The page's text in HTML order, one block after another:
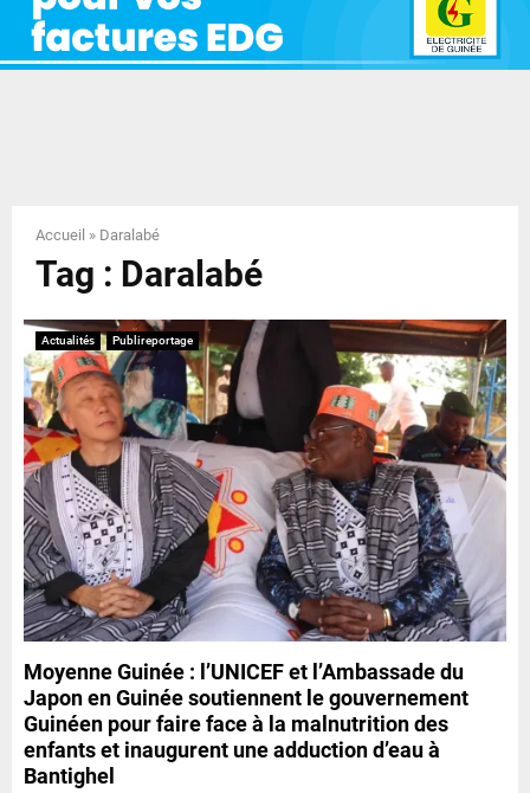
Y
N
U
Accueil » Daralabé
Tag : Daralabé
Actualités Publireportage
Moyenne Guinée : l’UNICEF et l’Ambassade du
Japon en Guinée soutiennent le gouvernement
Guinéen pour faire face à la malnutrition des
enfants et inaugurent une adduction d’eau à
Bantighel